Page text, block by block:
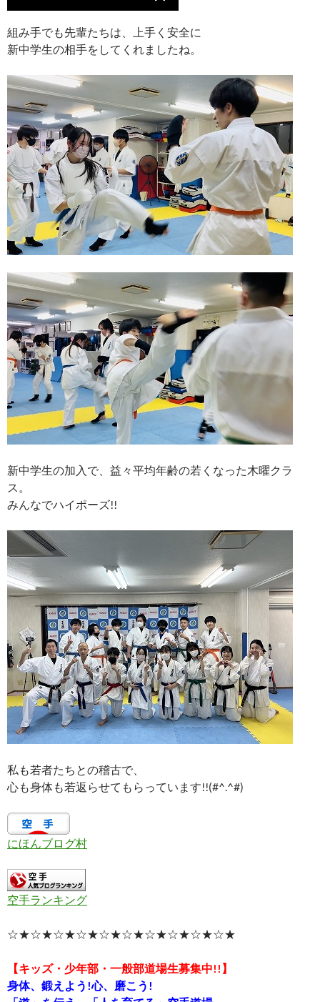
ヤ
ー
組み手でも先輩たちは、上手く安全に
新中学生の相手をしてくれましたね。
新中学生の加入で、益々平均年齢の若くなった木曜クラ
ス。
みんなでハイポーズ!!
私も若者たちとの稽古で、
心も身体も若返らせてもらっています!!(#^.^#)
にほんブログ村
空手ランキング
☆★☆★☆★☆★☆★☆★☆★☆★☆★☆★
【キッズ・少年部・一般部道場生募集中!!】
身体、鍛えよう!心、磨こう!